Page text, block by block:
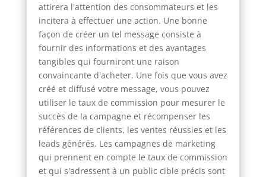
attirera l'attention des consommateurs et les
incitera à effectuer une action. Une bonne
façon de créer un tel message consiste à
fournir des informations et des avantages
tangibles qui fourniront une raison
convaincante d'acheter. Une fois que vous avez
créé et diffusé votre message, vous pouvez
utiliser le taux de commission pour mesurer le
succès de la campagne et récompenser les
références de clients, les ventes réussies et les
leads générés. Les campagnes de marketing
qui prennent en compte le taux de commission
et qui s'adressent à un public cible précis sont